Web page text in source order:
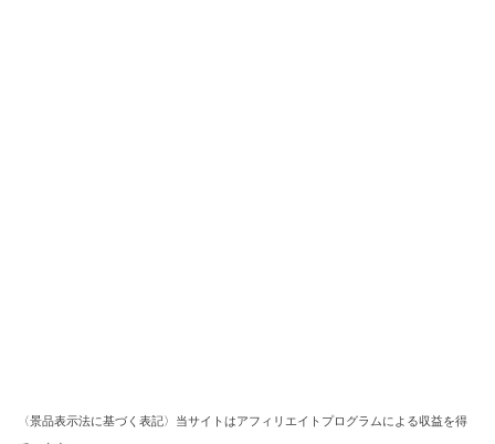
〈景品表示法に基づく表記〉当サイトはアフィリエイトプログラムによる収益を得